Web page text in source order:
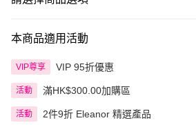
本商品適用活動
VIP尊享 VIP 95折優惠
活動 滿HK$300.00加購區
活動 2件9折 Eleanor 精選產品